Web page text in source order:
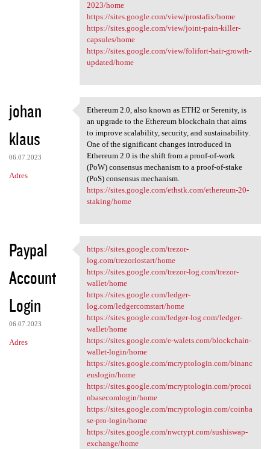
2023/home
https://sites.google.com/view/prostafix/home
https://sites.google.com/view/joint-pain-killer-
capsules/home
https://sites.google.com/view/folifort-hair-growth-
updated/home
johan
klaus
06.07.2023
Adres
Ethereum 2.0, also known as
Ethereum 2.0, also known as ETH2 or Serenity, is
an upgrade to the Ethereum blockchain that aims
to improve scalability, security, and sustainability.
One of the significant changes introduced in
Ethereum 2.0 is the shift from a proof-of-work
(PoW) consensus mechanism to a proof-of-stake
(PoS) consensus mechanism.
https://sites.google.com/ethstk.com/ethereum-20-
staking/home
Paypal
Account
Login
06.07.2023
Adres
https://sites.google.com
https://sites.google.com/trezor-
log.com/trezoriostart/home
https://sites.google.com/trezor-log.com/trezor-
wallet/home
https://sites.google.com/ledger-
log.com/ledgercomstart/home
https://sites.google.com/ledger-log.com/ledger-
wallet/home
https://sites.google.com/e-walets.com/blockchain-
wallet-login/home
https://sites.google.com/mcryptologin.com/binanc
euslogin/home
https://sites.google.com/mcryptologin.com/procoi
nbasecomlogin/home
https://sites.google.com/mcryptologin.com/coinba
se-pro-login/home
https://sites.google.com/nwcrypt.com/sushiswap-
exchange/home